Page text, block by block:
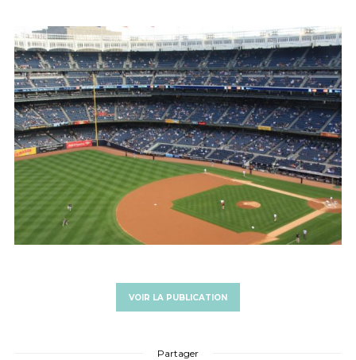
VOIR LA PUBLICATION
Partager